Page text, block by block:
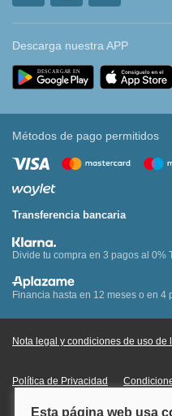
Descarga nuestra APP
Métodos de pago permitidos
Transferencia bancaria
Divide tu compra en 3 pagos al 0%
Financia hasta en 12 meses o en 4
Nota legal y condiciones de uso de
Política de Privacidad